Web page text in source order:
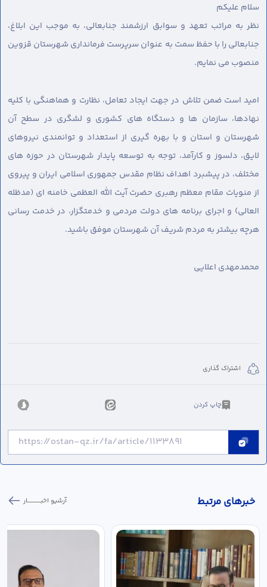
سلام عليكم
نظر به مراتب تعهد و سوابق ارزشمند جنابعالی، به موجب این ابلاغ،
جنابعالی را با حفظ سمت به عنوان سرپرست فرمانداری شهرستان قزوین
منصوب می نمایم.
امید است ضمن تلاش در جهت ایجاد تعامل، نظارت و هماهنگی با کلیه
نهادها، سازمان ها و دستگاه های کشوری و لشگری در سطح آن
شهرستان و استان و با بهره گیری از استعداد و توانمندی نیروهای
لایق، دلسوز و کارآمد، توجه به توسعه پایدار شهرستان در حوزه های
مختلف، در پیشبرد اهداف نظام مقدس جمهوری اسلامی ایران و پیروی
از منویات مقام معظم رهبری حضرت آیت الله العظمی خامنه ای (مدظله
العالی) و اجرای برنامه های دولت مردمی و خدمتگزار، در خدمت رسانی
هرچه بیشتر به مردم شریف آن شهرستان موفق باشید.
محمدمهدی اعلایی
اشتراک گذاری
چاپ کردن
خبر‌های مرتبط آرشیو اخبـــــــــــار